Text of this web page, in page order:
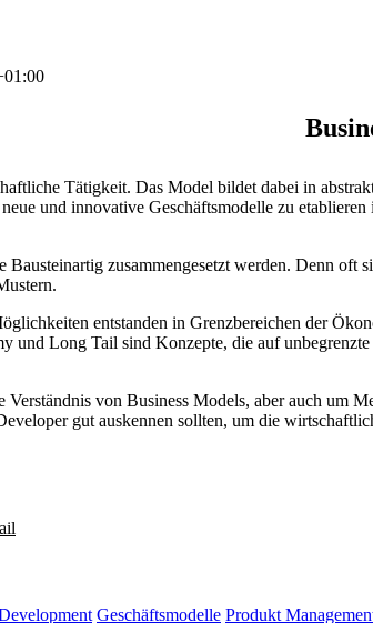
Tätigkeit. Das Model bildet dabei in
und innovative Geschäftsmodelle zu
zusammengesetzt werden. Denn oft
entstanden in Grenzbereichen der
und Long Tail sind Konzepte, die auf
von Business Models, aber auch um
gut auskennen sollten, um die
Geschäftsmodelle Produkt